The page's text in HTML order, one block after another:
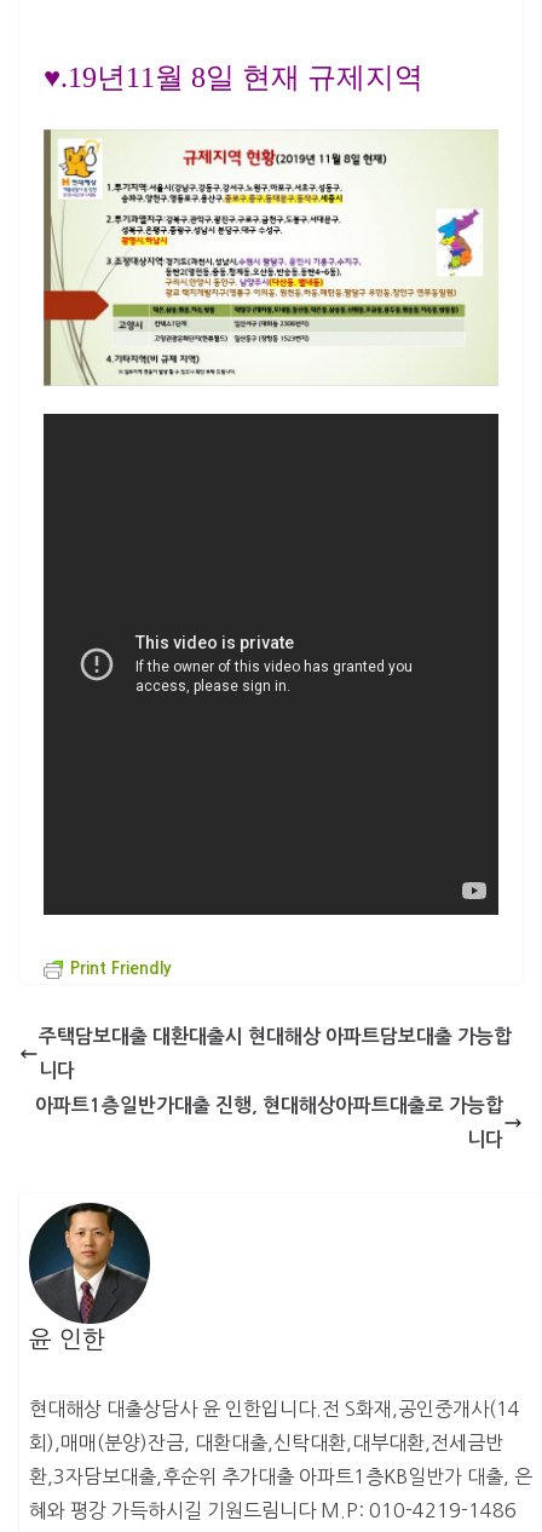
♥.19년11월 8일 현재 규제지역
Print Friendly
주택담보대출 대환대출시 현대해상 아파트담보대출 가능합
니다
아파트1층일반가대출 진행, 현대해상아파트대출로 가능합
니다
윤 인한
현대해상 대출상담사 윤 인한입니다.전 S화재,공인중개사(14
회),매매(분양)잔금, 대환대출,신탁대환,대부대환,전세금반
환,3자담보대출,후순위 추가대출 아파트1층KB일반가 대출, 은
혜와 평강 가득하시길 기원드림니다 M.P: 010-4219-1486